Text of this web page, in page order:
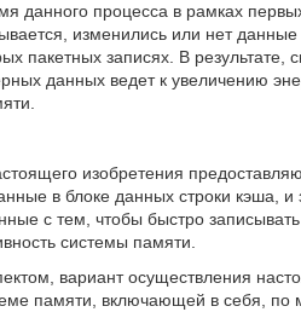
данного процесса в рамках
изменились или нет
пакетных записях. В результате,
данных ведет к увеличению
изобретения
в блоке данных строки кэша,
с тем, чтобы быстро
системы памяти.
вариант осуществления
памяти, включающей в себя,